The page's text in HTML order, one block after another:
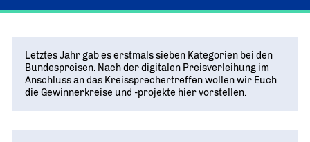
ÜBER UNS
Die junge Wirtschaft
MISSION UND ZIELE
PROJEKTE
Ausbildungs-Ass POSITIONEN
Letztes Jahr gab es erstmals sieben Kategorien bei den
Bundespreisen. Nach der digitalen Preisverleihung im
Anschluss an das Kreissprechertreffen wollen wir Euch
die Gewinnerkreise und -projekte hier vorstellen.